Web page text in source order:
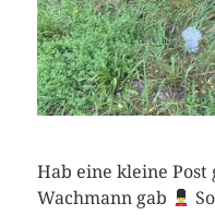
Hab eine kleine Post
Wachmann gab